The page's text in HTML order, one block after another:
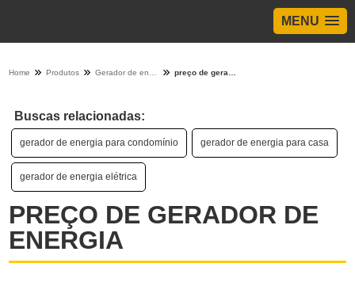
MENU
Home Produtos
Buscas relacionadas:
gerador de energia para condomínio gerador de energia para casa
gerador de energia elétrica
PREÇO DE GERADOR DE
ENERGIA